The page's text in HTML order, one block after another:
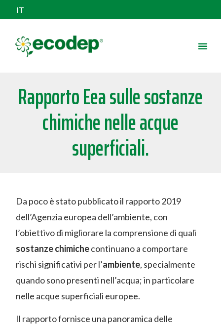
IT
Rapporto Eea sulle sostanze
chimiche nelle acque
superficiali.
Da poco è stato pubblicato il rapporto 2019
dell’Agenzia europea dell’ambiente, con
l’obiettivo di migliorare la comprensione di quali
sostanze chimichecontinuano a comportare
rischi significativi per l’ambiente, specialmente
quando sono presenti nell’acqua; in particolare
nelle acque superficiali europee.
Il rapporto fornisce una panoramica delle